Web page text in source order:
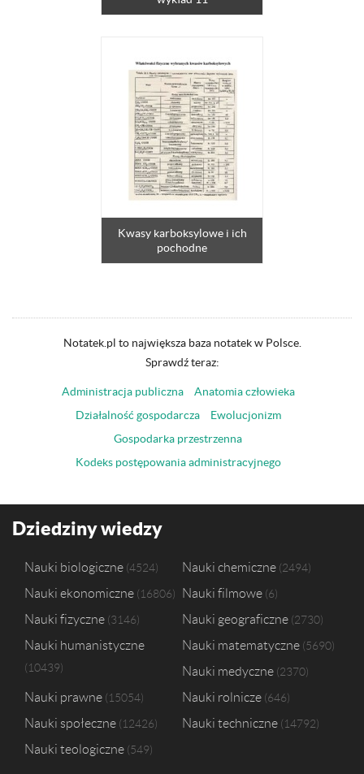
Kwasy karboksylowe i ich
pochodne
Notatek.pl to największa baza notatek w Polsce.
Sprawdź teraz:
Administracja publiczna
Anatomia człowieka
Działalność gospodarcza
Ewolucjonizm
Gospodarka przestrzenna
Kodeks postępowania administracyjnego
Dziedziny wiedzy
Nauki biologiczne 4524 Nauki chemiczne 2494
Nauki ekonomiczne 16806 Nauki filmowe 6
Nauki fizyczne 3146 Nauki geograficzne 2730
Nauki humanistyczne
10439
Nauki matematyczne 5690
Nauki medyczne 2370
Nauki prawne 15054 Nauki rolnicze 646
Nauki społeczne 12426 Nauki techniczne 14792
Nauki teologiczne 549